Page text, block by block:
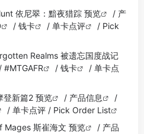
依尼翠：黯夜猎踪 预览
/ 产
/ 钱卡 / 单卡点评 / Pick
Realms 被遗忘国度战记
/ #MTGAFR / 钱卡 / 单卡点
登新篇2 预览
/ 产品信息
/
/ 单卡点评 / Pick Order List
Mages 斯崔海文 预览
/ 产品